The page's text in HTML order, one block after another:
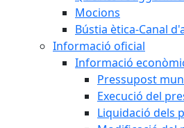
Mocions
Bústia ètica-Canal
Informació oficial
Informació
Pressupost
Execució del
Liquidació dels